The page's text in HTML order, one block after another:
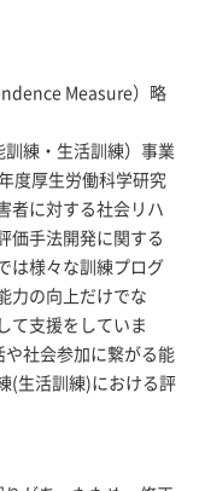
Measure）略
練・生活訓練）事業
度厚生労働科学研究
者に対する社会リハ
価手法開発に関する
は様々な訓練プログ
力の向上だけでな
て支援をしていま
社会参加に繋がる能
(生活訓練)における評